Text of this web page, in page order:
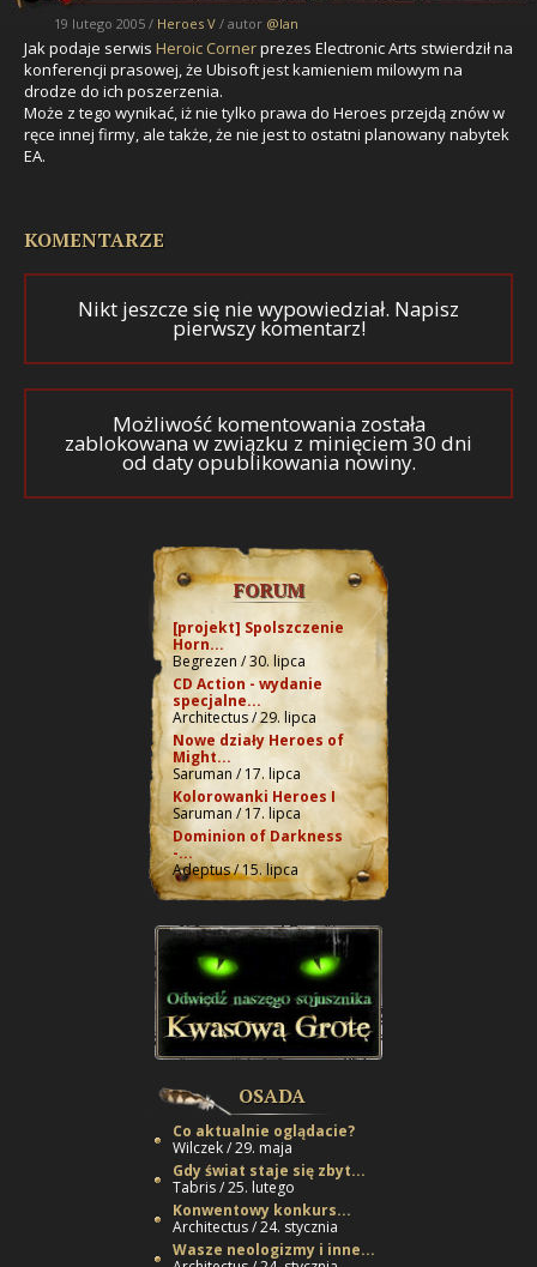
19 lutego 2005 / Heroes V / autor @lan
Jak podaje serwis Heroic Cornerprezes Electronic Arts stwierdził na
konferencji prasowej, że Ubisoft jest kamieniem milowym na
drodze do ich poszerzenia.
Może z tego wynikać, iż nie tylko prawa do Heroes przejdą znów w
ręce innej firmy, ale także, że nie jest to ostatni planowany nabytek
EA.
KOMENTARZE
Nikt jeszcze się nie wypowiedział. Napisz
pierwszy komentarz!
Możliwość komentowania została
zablokowana w związku z minięciem 30 dni
od daty opublikowania nowiny.
FORUM
[projekt] Spolszczenie
Horn...
Begrezen / 30. lipca
CD Action - wydanie
specjalne...
Architectus / 29. lipca
Nowe działy Heroes of
Might...
Saruman / 17. lipca
Kolorowanki Heroes I
Saruman / 17. lipca
Dominion of Darkness
-...
Adeptus / 15. lipca
OSADA
Co aktualnie oglądacie?
Wilczek / 29. maja
Gdy świat staje się zbyt...
Tabris / 25. lutego
Konwentowy konkurs...
Architectus / 24. stycznia
Wasze neologizmy i inne...